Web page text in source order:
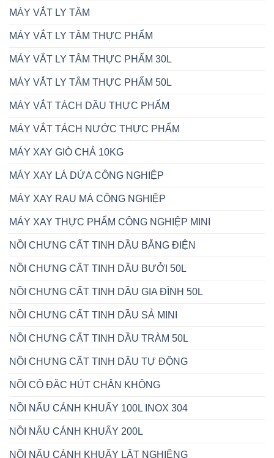
MÁY VẮT LY TÂM
MÁY VẮT LY TÂM THỰC PHẨM
MÁY VẮT LY TÂM THỰC PHẨM 30L
MÁY VẮT LY TÂM THỰC PHẨM 50L
MÁY VẮT TÁCH DẦU THỰC PHẨM
MÁY VẮT TÁCH NƯỚC THỰC PHẨM
MÁY XAY GIÒ CHẢ 10KG
MÁY XAY LÁ DỨA CÔNG NGHIỆP
MÁY XAY RAU MÁ CÔNG NGHIỆP
MÁY XAY THỰC PHẨM CÔNG NGHIỆP MINI
NỒI CHƯNG CẤT TINH DẦU BẰNG ĐIỆN
NỒI CHƯNG CẤT TINH DẦU BƯỞI 50L
NỒI CHƯNG CẤT TINH DẦU GIA ĐÌNH 50L
NỒI CHƯNG CẤT TINH DẦU SẢ MINI
NỒI CHƯNG CẤT TINH DẦU TRÀM 50L
NỒI CHƯNG CẤT TINH DẦU TỰ ĐỘNG
NỒI CÔ ĐĂC HÚT CHÂN KHÔNG
NỒI NẤU CÁNH KHUẤY 100L INOX 304
NỒI NẤU CÁNH KHUẤY 200L
NỒI NẤU CÁNH KHUẤY LẬT NGHIÊNG